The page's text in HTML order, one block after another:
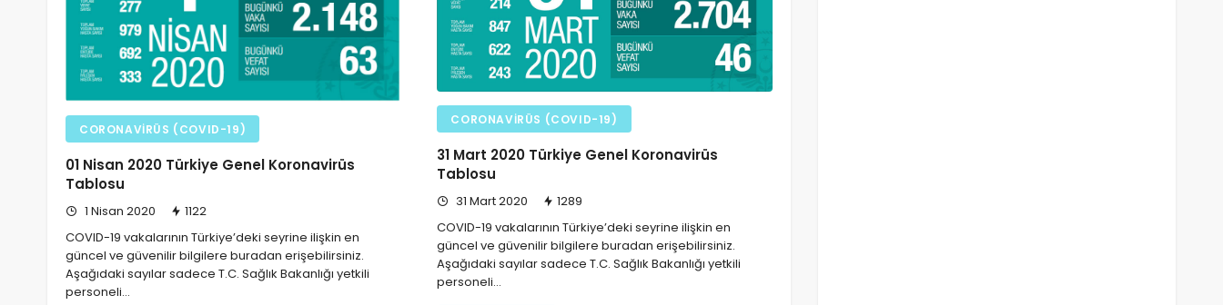
CORONAVIRÜS (COVID-19)
01 Nisan 2020 Türkiye Genel Koronavirüs
Tablosu
1 Nisan 2020
1122
COVID-19 vakalarının Türkiye’deki seyrine ilişkin en
güncel ve güvenilir bilgilere buradan erişebilirsiniz.
Aşağıdaki sayılar sadece T.C. Sağlık Bakanlığı yetkili
personeli…
CORONAVIRÜS (COVID-19)
31 Mart 2020 Türkiye Genel Koronavirüs
Tablosu
31 Mart 2020
1289
COVID-19 vakalarının Türkiye’deki seyrine ilişkin en
güncel ve güvenilir bilgilere buradan erişebilirsiniz.
Aşağıdaki sayılar sadece T.C. Sağlık Bakanlığı yetkili
personeli…